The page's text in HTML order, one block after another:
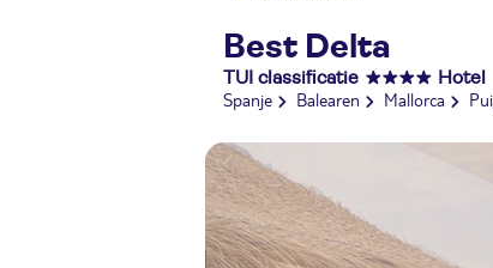
Best Delta
TUI classificatie Hotel
Spanje Balearen Mallorca